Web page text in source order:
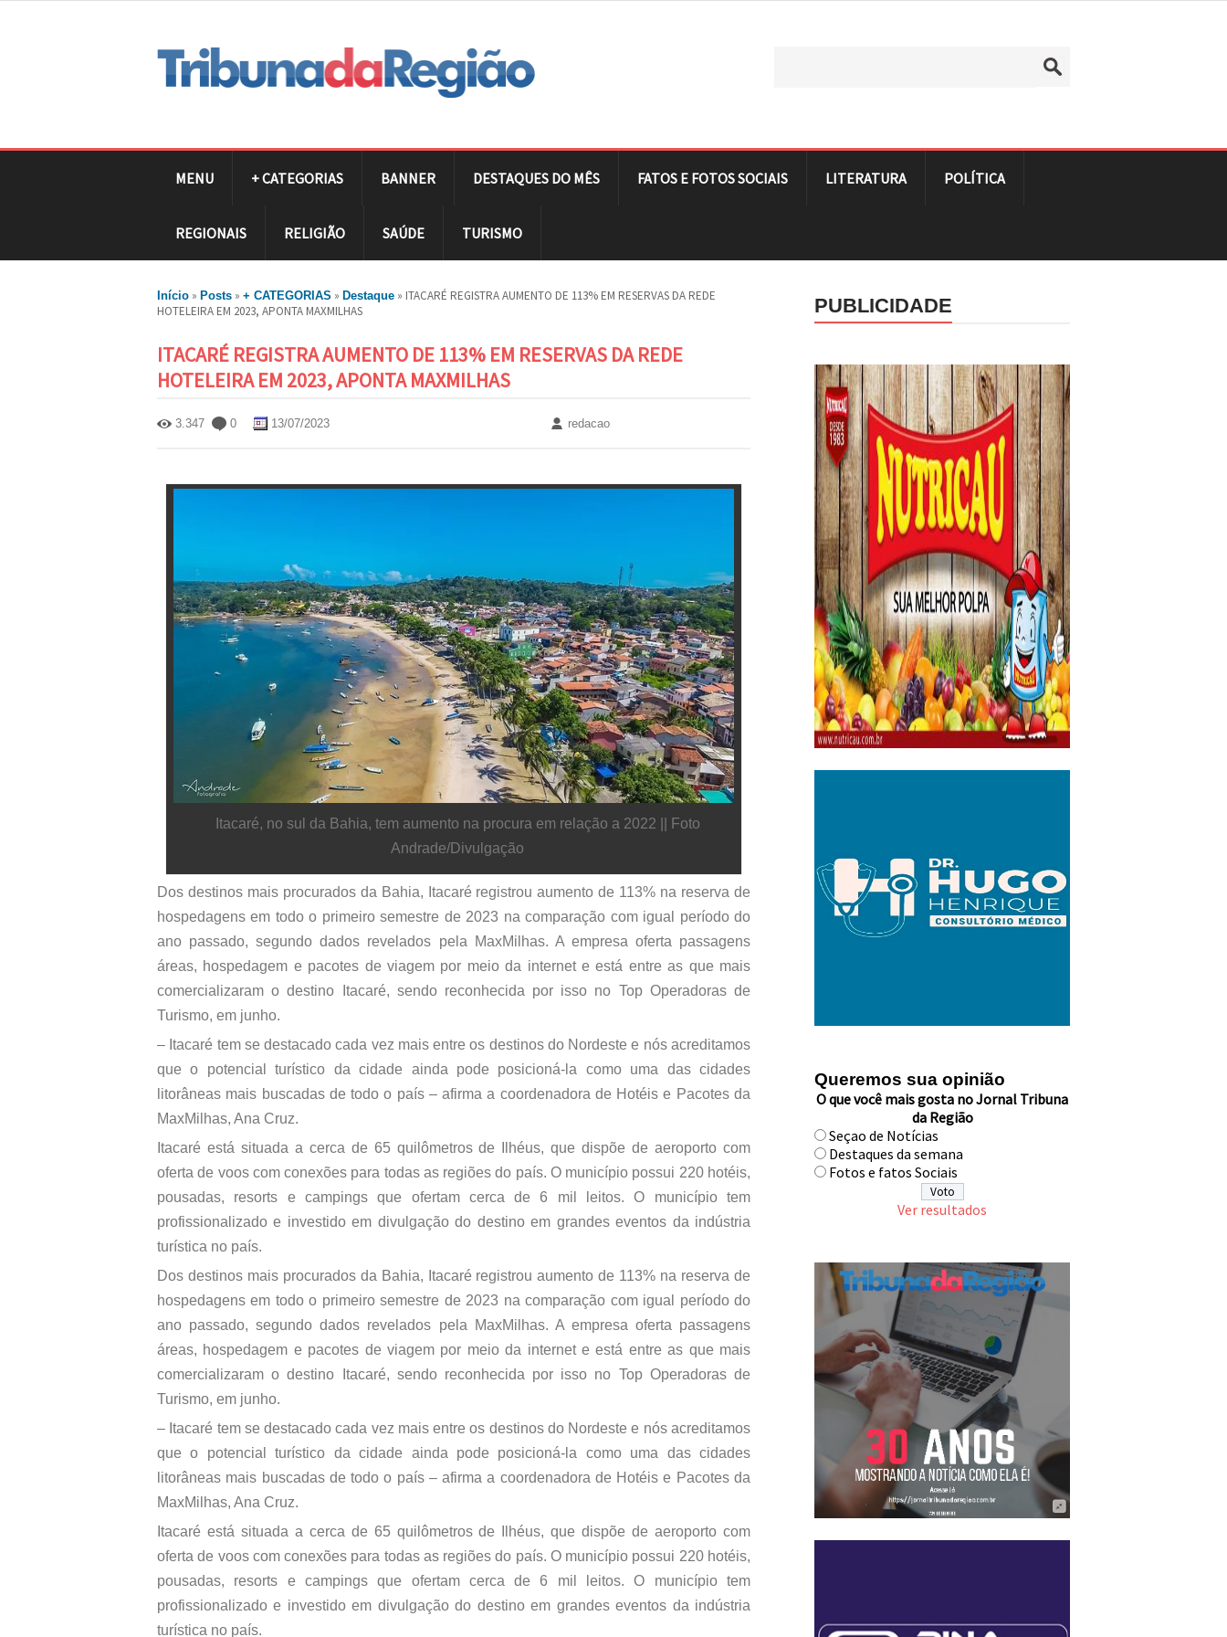
MENU + CATEGORIAS BANNER DESTAQUES DO MÊS FATOS E FOTOS SOCIAIS LITERATURA POLÍTICA
REGIONAIS RELIGIÃO SAÚDE TURISMO
Início » Posts » + CATEGORIAS » Destaque » ITACARÉ REGISTRA AUMENTO DE 113% EM RESERVAS DA REDE
HOTELEIRA EM 2023, APONTA MAXMILHAS
ITACARÉ REGISTRA AUMENTO DE 113% EM RESERVAS DA REDE
HOTELEIRA EM 2023, APONTA MAXMILHAS
3.347 0 13/07/2023 redacao
Itacaré, no sul da Bahia, tem aumento na procura em relação a 2022 || Foto
Andrade/Divulgação
Dos destinos mais procurados da Bahia, Itacaré registrou aumento de 113% na reserva de
hospedagens em todo o primeiro semestre de 2023 na comparação com igual período do
ano passado, segundo dados revelados pela MaxMilhas. A empresa oferta passagens
áreas, hospedagem e pacotes de viagem por meio da internet e está entre as que mais
comercializaram o destino Itacaré, sendo reconhecida por isso no Top Operadoras de
Turismo, em junho.
– Itacaré tem se destacado cada vez mais entre os destinos do Nordeste e nós acreditamos
que o potencial turístico da cidade ainda pode posicioná-la como uma das cidades
litorâneas mais buscadas de todo o país – afirma a coordenadora de Hotéis e Pacotes da
MaxMilhas, Ana Cruz.
Itacaré está situada a cerca de 65 quilômetros de Ilhéus, que dispõe de aeroporto com
oferta de voos com conexões para todas as regiões do país. O município possui 220 hotéis,
pousadas, resorts e campings que ofertam cerca de 6 mil leitos. O município tem
profissionalizado e investido em divulgação do destino em grandes eventos da indústria
turística no país.
Dos destinos mais procurados da Bahia, Itacaré registrou aumento de 113% na reserva de
hospedagens em todo o primeiro semestre de 2023 na comparação com igual período do
ano passado, segundo dados revelados pela MaxMilhas. A empresa oferta passagens
áreas, hospedagem e pacotes de viagem por meio da internet e está entre as que mais
comercializaram o destino Itacaré, sendo reconhecida por isso no Top Operadoras de
Turismo, em junho.
– Itacaré tem se destacado cada vez mais entre os destinos do Nordeste e nós acreditamos
que o potencial turístico da cidade ainda pode posicioná-la como uma das cidades
litorâneas mais buscadas de todo o país – afirma a coordenadora de Hotéis e Pacotes da
MaxMilhas, Ana Cruz.
Itacaré está situada a cerca de 65 quilômetros de Ilhéus, que dispõe de aeroporto com
oferta de voos com conexões para todas as regiões do país. O município possui 220 hotéis,
pousadas, resorts e campings que ofertam cerca de 6 mil leitos. O município tem
profissionalizado e investido em divulgação do destino em grandes eventos da indústria
turística no país.
PUBLICIDADE
Queremos sua opinião
O que você mais gosta no Jornal Tribuna
da Região
Seçao de Notícias
Destaques da semana
Fotos e fatos Sociais
Ver resultados